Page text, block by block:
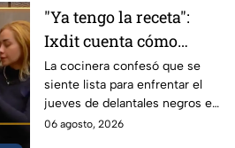
"Ya tengo la receta":
Ixdit cuenta cómo
triunfará este viernes 6
de agosto en
MasterChef 24/7
(VIDEO)
La cocinera confesó que se
siente lista para enfrentar el
jueves de delantales negros en
MasterChef 24/7.
06 agosto, 2026